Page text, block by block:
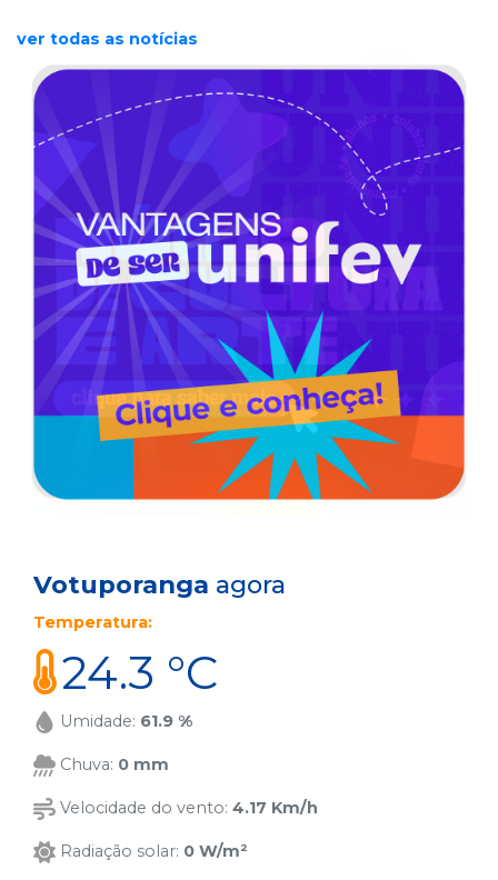
ver todas as notícias
Votuporanga agora
Temperatura:
24.3 °C
Umidade: 61.9 %
Chuva: 0 mm
Velocidade do vento: 4.17 Km/h
Radiação solar: 0 W/m²